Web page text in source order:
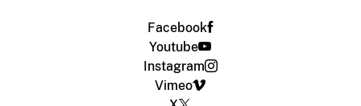
Facebook
Youtube
Instagram
Vimeo